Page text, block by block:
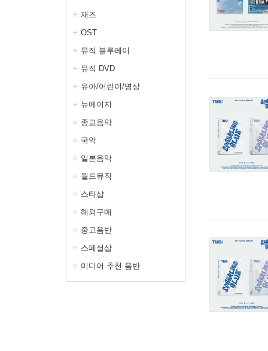
재즈
OST
뮤직 블루레이
뮤직 DVD
유아/어린이/명상
뉴에이지
종교음악
국악
일본음악
월드뮤직
스타샵
해외구매
중고음반
스페셜샵
미디어 추천 음반